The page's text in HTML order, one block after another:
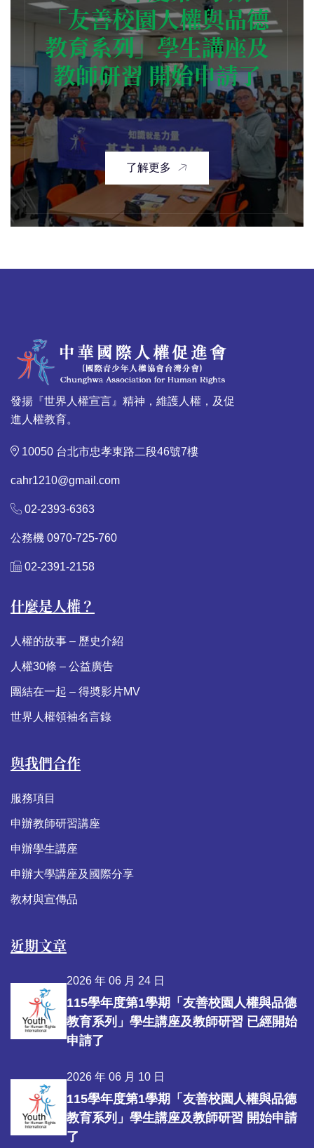
「友善校園人權與品德
教育系列」學生講座及
教師研習 開始申請了
了解更多
發揚『世界人權宣言』精神，維護人權，及促
進人權教育。
10050 台北市忠孝東路二段46號7樓
cahr1210@gmail.com
02-2393-6363
公務機 0970-725-760
02-2391-2158
什麼是人權？
人權的故事 – 歷史介紹
人權30條 – 公益廣告
團結在一起 – 得奬影片MV
世界人權領袖名言錄
與我們合作
服務項目
申辦教師研習講座
申辦學生講座
申辦大學講座及國際分享
教材與宣傳品
近期文章
2026 年 06 月 24 日
115學年度第1學期「友善校園人權與品德
教育系列」學生講座及教師研習 已經開始
申請了
2026 年 06 月 10 日
115學年度第1學期「友善校園人權與品德
教育系列」學生講座及教師研習 開始申請
了